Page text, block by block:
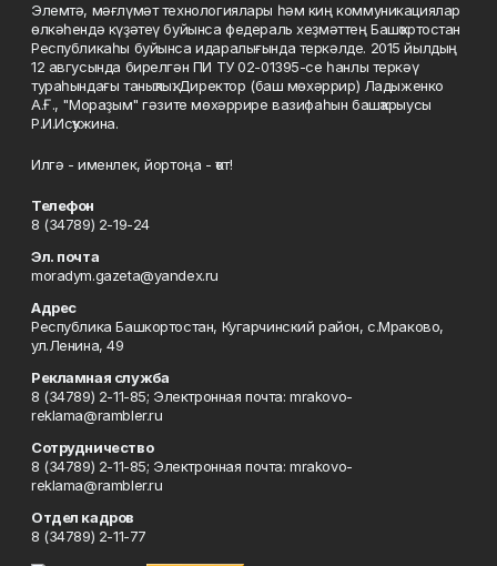
Элемтә, мәғлүмәт технологиялары һәм киң коммуникациялар
өлкәһендә күҙәтеү буйынса федераль хеҙмәттең Башҡортостан
Республикаһы буйынса идаралығында теркәлде. 2015 йылдың
12 авгусында бирелгән ПИ ТУ 02-01395-се һанлы теркәү
тураһындағы таныҡлыҡ. Директор (баш мөхәррир) Ладыженко
А.Ғ., "Мораҙым" гәзите мөхәррире вазифаһын башҡарыусы
Р.И.Исҡужина.
Илгә - именлек, йортоңа - ҡот!
Телефон
8 (34789) 2-19-24
Эл. почта
moradym.gazeta@yandex.ru
Адрес
Республика Башкортостан, Кугарчинский район, с.Мраково,
ул.Ленина, 49
Рекламная служба
8 (34789) 2-11-85; Электронная почта: mrakovo-
reklama@rambler.ru
Сотрудничество
8 (34789) 2-11-85; Электронная почта: mrakovo-
reklama@rambler.ru
Отдел кадров
8 (34789) 2-11-77